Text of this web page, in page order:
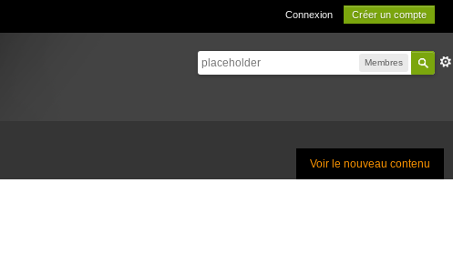
Connexion Créer un compte
Membres
Voir le nouveau contenu